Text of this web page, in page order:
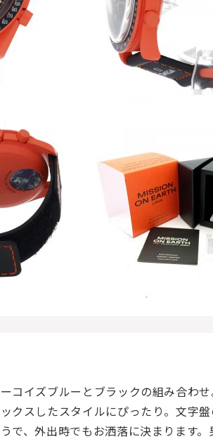
コイズブルーとブラックの組み合わせ
クスしたスタイルにぴったり。文字
で、外出時でもお洒落に決まります